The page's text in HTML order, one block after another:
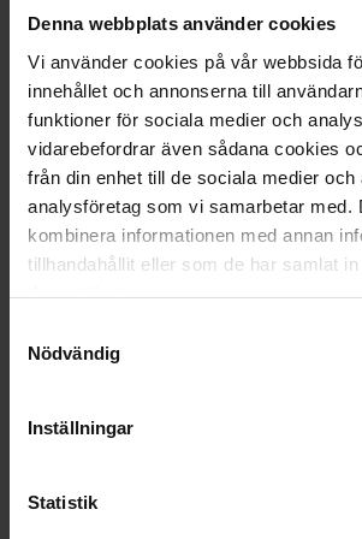
Denna webbplats använder cookies
Vi använder cookies på vår webbsida
innehållet och annonserna till
funktioner för sociala medier och
vidarebefordrar även sådana cookies
från din enhet till de sociala medier och
analysföretag som vi samarbetar med.
kombinera informationen med annan
tillhandahållit eller som de har samlat
Nödvändig
Inställningar
Statistik
Stenmodell L609
Stående sten med
Modell: stående/hög